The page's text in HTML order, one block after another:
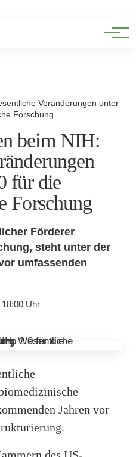
Veränderungen unter
Forschung
beim NIH:
für die
Forschung
Förderer
steht unter der
umfassenden
18:00 Uhr
Jahren vor
des US-